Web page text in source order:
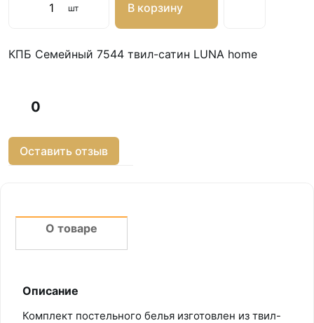
шт В корзину
КПБ Семейный 7544 твил-сатин LUNA home
0
Оставить отзыв
О товаре
Описание
Комплект постельного белья изготовлен из твил-